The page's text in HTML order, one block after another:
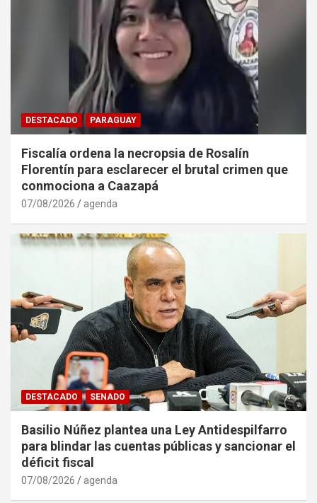
DESTACADO PARAGUAY
Fiscalía ordena la necropsia de Rosalín
Florentín para esclarecer el brutal crimen que
conmociona a Caazapá
07/08/2026 agenda
DESTACADO SENADO
Basilio Núñez plantea una Ley Antidespilfarro
para blindar las cuentas públicas y sancionar el
déficit fiscal
07/08/2026 agenda